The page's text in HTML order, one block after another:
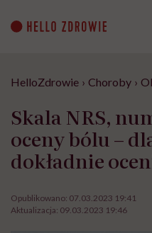
content
HelloZdrowie › Choroby ›
Skala NRS,
oceny bólu –
dokładnie
Opublikowano: 07.03.2023 19:41
Aktualizacja: 09.03.2023 19:46